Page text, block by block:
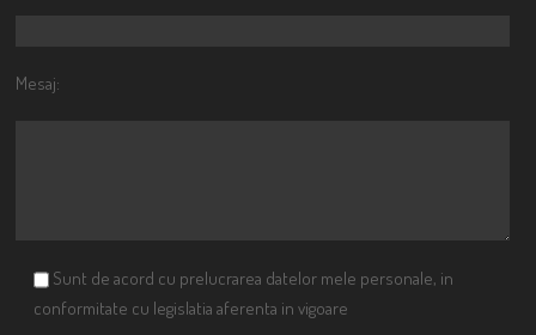
Mesaj:
Sunt de acord cu prelucrarea datelor mele personale, in
conformitate cu legislatia aferenta in vigoare